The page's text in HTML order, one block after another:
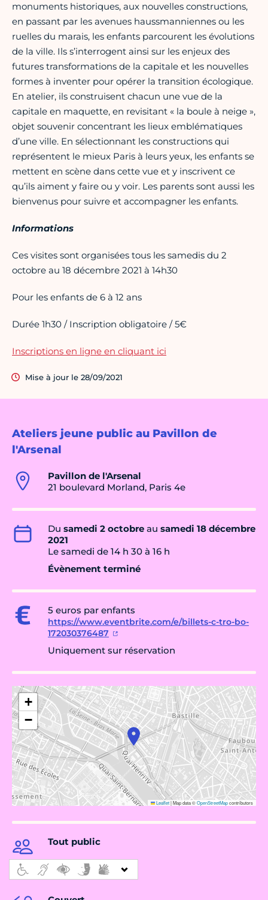
Ateliers jeune public au Pavillon de
l'Arsenal
Pavillon de l'Arsenal
21 boulevard Morland, Paris 4e
Du samedi 2 octobre au samedi 18 décembre
2021
Le samedi de 14 h 30 à 16 h
Évènement terminé
5 euros par enfants
https://www.eventbrite.com/e/billets-c-tro-bo-
172030376487
Uniquement sur réservation
+
−
Leaflet|Map data ©OpenStreetMapcontributors
Tout public
monuments historiques, aux nouvelles constructions,
en passant par les avenues haussmanniennes ou les
ruelles du marais, les enfants parcourent les évolutions
de la ville. Ils s’interrogent ainsi sur les enjeux des
futures transformations de la capitale et les nouvelles
formes à inventer pour opérer la transition écologique.
En atelier, ils construisent chacun une vue de la
capitale en maquette, en revisitant « la boule à neige »,
objet souvenir concentrant les lieux emblématiques
d’une ville. En sélectionnant les constructions qui
représentent le mieux Paris à leurs yeux, les enfants se
mettent en scène dans cette vue et y inscrivent ce
qu’ils aiment y faire ou y voir. Les parents sont aussi les
bienvenus pour suivre et accompagner les enfants.
Informations
Ces visites sont organisées tous les samedis du 2
octobre au 18 décembre 2021 à 14h30
Pour les enfants de 6 à 12 ans
Durée 1h30 / Inscription obligatoire / 5€
Inscriptions en ligne en cliquant ici
Mise à jour le 28/09/2021